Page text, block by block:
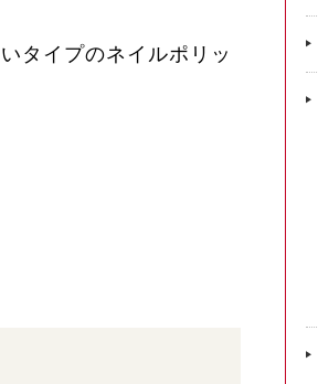
タイプのネイルポリッ